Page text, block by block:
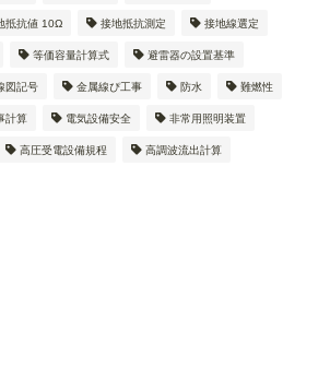
抵抗値 10Ω 接地抵抗測定 接地線選定
等価容量計算式 避雷器の設置基準
図記号 金属線ぴ工事 防水 難燃性
計算 電気設備安全 非常用照明装置
高圧受電設備規程 高調波流出計算